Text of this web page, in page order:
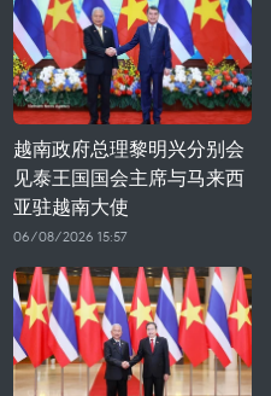
越南政府总理黎明兴分别会
见泰王国国会主席与马来西
亚驻越南大使
06/08/2026 15:57